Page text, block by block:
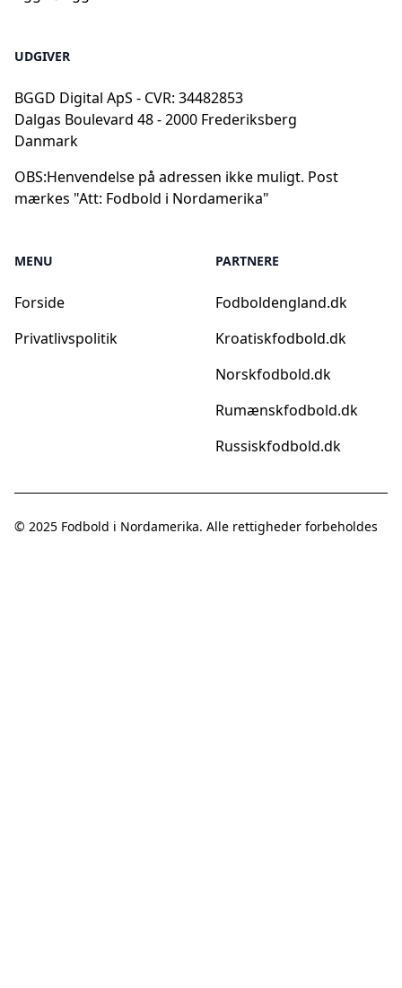
UDGIVER
BGGD Digital ApS - CVR: 34482853
Dalgas Boulevard 48 - 2000 Frederiksberg
Danmark
OBS:Henvendelse på adressen ikke muligt. Post
mærkes "Att: Fodbold i Nordamerika"
MENU
Forside
Privatlivspolitik
PARTNERE
Fodboldengland.dk
Kroatiskfodbold.dk
Norskfodbold.dk
Rumænskfodbold.dk
Russiskfodbold.dk
© 2025 Fodbold i Nordamerika. Alle rettigheder forbeholdes